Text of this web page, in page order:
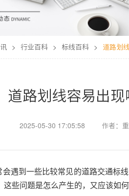
> 行业百科 > 标线百科 > 道路划
道路划线容易出
2025-05-30 17:05:58 作者：
遇到一些比较常见的道路交通标
这些问题是怎么产生的，又应该如